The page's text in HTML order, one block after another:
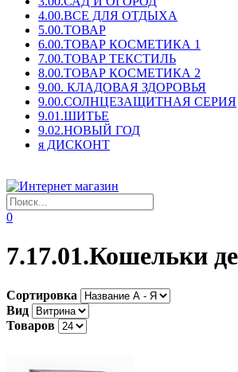
4.00.ВСЕ ДЛЯ ОТДЫХА
5.00.ТОВАР
6.00.ТОВАР КОСМЕТИКА 1
7.00.ТОВАР ТЕКСТИЛЬ
8.00.ТОВАР КОСМЕТИКА 2
9.00. КЛАДОВАЯ ЗДОРОВЬЯ
9.00.СОЛНЦЕЗАЩИТНАЯ СЕРИЯ
9.01.ШИТЬЕ
9.02.НОВЫЙ ГОД
я ДИСКОНТ
0
7.17.01.Кошельки
Сортировка
Вид
Товаров